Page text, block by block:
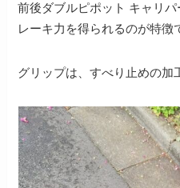
前後ダブルピポット キャリ
レーキ力を得られるのが特徴
グリップは、すべり止めの加